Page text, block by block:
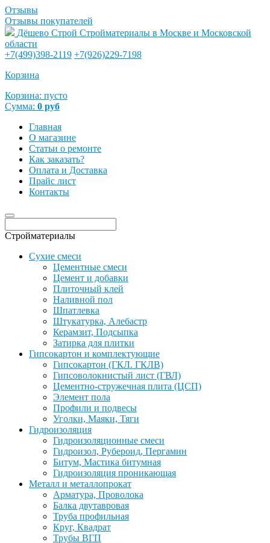
Отзывы
Отзывы покупателей
Дёшево Строй Стройматериалы в Москве и Московской
области
+7(499)398-2119 +7(926)229-7198
Корзина
Корзина: пусто
Сумма: 0 руб
Главная
О магазине
Статьи о ремонте
Как заказать?
Оплата и Доставка
Прайс лист
Контакты
Стройматериалы
Сухие смеси
Цементные смеси
Цемент и добавки
Плиточный клей
Наливной пол
Шпатлевка
Штукатурка, Алебастр
Керамзит, Подсыпка
Затирка для плитки
Гипсокартон и комплектующие
Гипсокартон (ГКЛ. ГКЛВ)
Гипсоволокнистый лист (ГВЛ)
Цементно-стружечная плита (ЦСП)
Элемент пола
Профили и подвесы
Уголки, Маяки, Тяги
Гидроизоляция
Гидроизоляционные смеси
Гидроизол, Рубероид, Пергамин
Битум, Мастика битумная
Гидроизоляция проникающая
Металл и металлопрокат
Арматура, Проволока
Балка двутавровая
Труба профильная
Круг, Квадрат
Трубы ВГП